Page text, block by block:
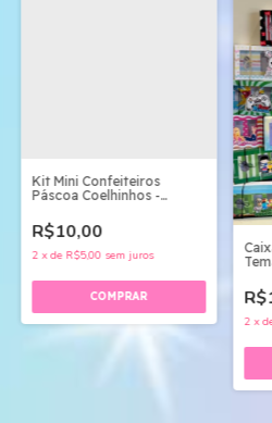
Kit Mini Confeiteiros
Páscoa Coelhinhos -
R$10,00
2 xde R$5,00 sem juros
2 x